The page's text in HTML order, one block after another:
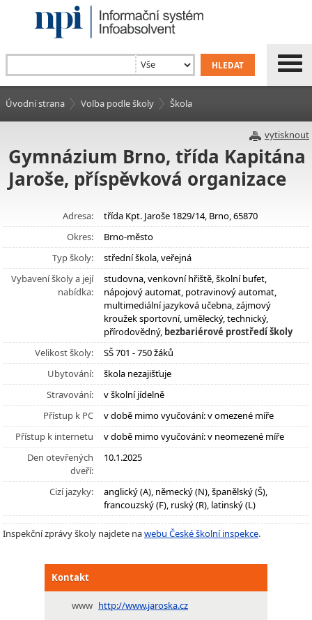
Úvodní strana Volba podle školy Škola
vytisknout
Gymnázium Brno, třída Kapitána
Jaroše, příspěvková organizace
Adresa:
třída Kpt. Jaroše 1829/14, Brno, 65870
Okres:
Brno-město
Typ školy:
střední škola, veřejná
Vybavení školy a její
nabídka:
studovna, venkovní hřiště, školní bufet,
nápojový automat, potravinový automat,
multimediální jazyková učebna, zájmový
kroužek sportovní, umělecký, technický,
přírodovědný, bezbariérové prostředí školy
Velikost školy:
SŠ 701 - 750 žáků
Ubytování:
škola nezajišťuje
Stravování:
v školní jídelně
Přístup k PC
v době mimo vyučování: v omezené míře
Přístup k internetu
v době mimo vyučování: v neomezené míře
Den otevřených
dveří:
10.1.2025
Cizí jazyky:
anglický (A), německý (N), španělský (Š),
francouzský (F), ruský (R), latinský (L)
Inspekční zprávy školy najdete nawebu České školní inspekce.
Kontakt
www http://www.jaroska.cz